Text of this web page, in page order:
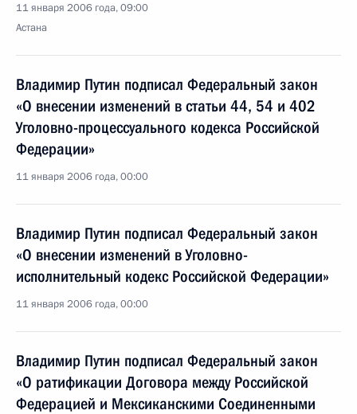
11 января 2006 года, 09:00
Астана
Владимир Путин подписал Федеральный закон
«О внесении изменений в статьи 44, 54 и 402
Уголовно-процессуального кодекса Российской
Федерации»
11 января 2006 года, 00:00
Владимир Путин подписал Федеральный закон
«О внесении изменений в Уголовно-
исполнительный кодекс Российской Федерации»
11 января 2006 года, 00:00
Владимир Путин подписал Федеральный закон
«О ратификации Договора между Российской
Федерацией и Мексиканскими Соединенными